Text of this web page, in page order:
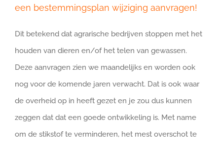
een bestemmingsplan wijziging aanvragen!
Dit betekend dat agrarische bedrijven stoppen met het
houden van dieren en/of het telen van gewassen.
Deze aanvragen zien we maandelijks en worden ook
nog voor de komende jaren verwacht. Dat is ook waar
de overheid op in heeft gezet en je zou dus kunnen
zeggen dat dat een goede ontwikkeling is. Met name
om de stikstof te verminderen, het mest overschot te